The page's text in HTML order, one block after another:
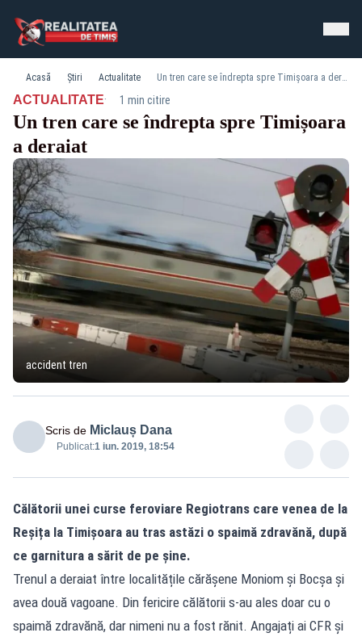
Acasă Știri Actualitate Un tren care se îndrepta spre Timișoara a deraiat
ACTUALITATE· 1 min citire
Un tren care se îndrepta spre Timișoara
a deraiat
accident tren
Scris de Miclauș Dana
Publicat:1 iun. 2019, 18:54
Călătorii unei curse feroviare Regiotrans care venea de la
Reșița la Timișoara au tras astăzi o spaimă zdravănă, după
ce garnitura a sărit de pe șine.
Trenul a deraiat între localitățile cărășene Moniom și Bocșa și
avea două vagoane. Din fericire călătorii s-au ales doar cu o
spaimă zdravănă, dar nimeni nu a fost rănit. Angajați ai CFR și